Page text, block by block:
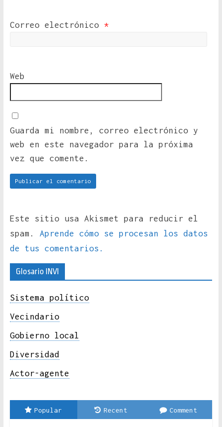
Correo electrónico *
Web
Guarda mi nombre, correo electrónico y
web en este navegador para la próxima
vez que comente.
Este sitio usa Akismet para reducir el
spam. Aprende cómo se procesan los datos
de tus comentarios.
Glosario INVI
Sistema político
Vecindario
Gobierno local
Diversidad
Actor-agente
Popular Recent Comment